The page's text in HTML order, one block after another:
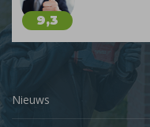
9,3
Nieuws